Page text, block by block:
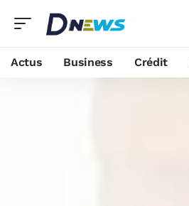
Actus Business Crédit